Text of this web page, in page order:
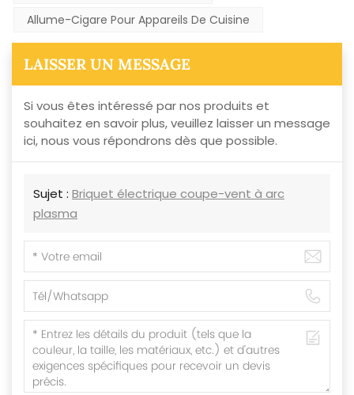
Allume-Cigare Pour Appareils De Cuisine
LAISSER UN MESSAGE
Si vous êtes intéressé par nos produits et
souhaitez en savoir plus, veuillez laisser un message
ici, nous vous répondrons dès que possible.
Sujet : Briquet électrique coupe-vent à arc
plasma